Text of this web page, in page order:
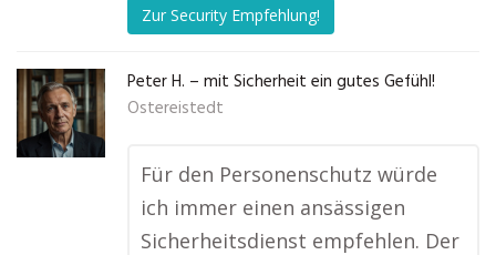
Zur Security Empfehlung!
Peter H. – mit Sicherheit ein gutes Gefühl!
Ostereistedt
Für den Personenschutz würde
ich immer einen ansässigen
Sicherheitsdienst empfehlen. Der